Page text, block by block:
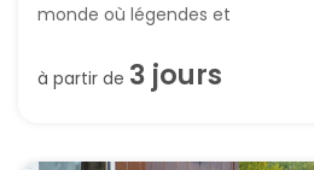
monde où légendes et
à partir de 3 jours